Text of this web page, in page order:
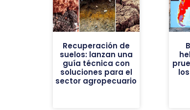
Recuperación de
suelos: lanzan una
guía técnica con
soluciones para el
sector agropecuario